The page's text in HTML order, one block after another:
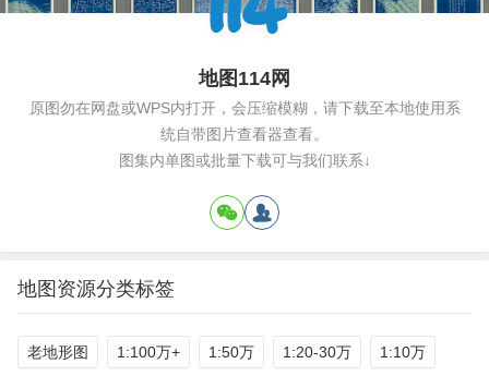
地图114网
原图勿在网盘或WPS内打开，会压缩模糊，请下载至本地使用系
统自带图片查看器查看。
图集内单图或批量下载可与我们联系↓
地图资源分类标签
老地形图 1:100万+ 1:50万 1:20-30万 1:10万